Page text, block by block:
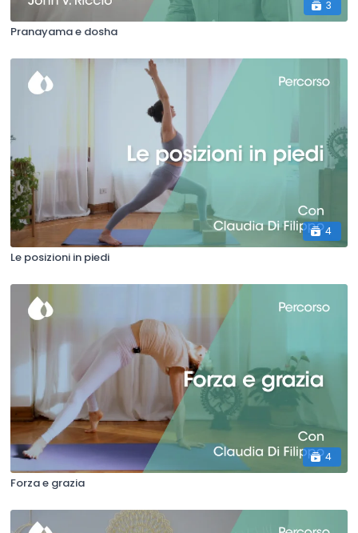
3
Pranayama e dosha
4
Le posizioni in piedi
4
Forza e grazia